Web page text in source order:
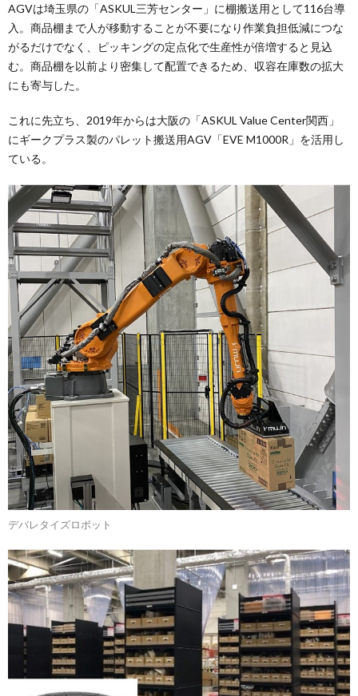
AGVは埼玉県の「ASKUL三芳センター」に棚搬送用として116台導
入。商品棚まで人が移動することが不要になり作業負担低減につな
がるだけでなく、ピッキングの定点化で生産性が倍増すると見込
む。商品棚を以前より密集して配置できるため、収容在庫数の拡大
にも寄与した。
これに先立ち、2019年からは大阪の「ASKUL Value Center関西」
にギークプラス製のパレット搬送用AGV「EVE M1000R」を活用し
ている。
デバレタイズロボット